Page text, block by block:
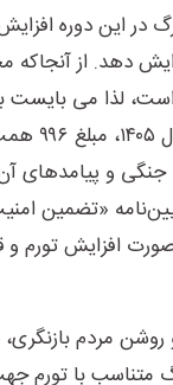
در این دوره
دهد. از آنجاکه
آزاد با نرخ ۲۸۵۰۰ تومانی
کالابرگ
و پیامدهای آن،
«تضمین
افزایش تورم و
روشن مردم
متناسب با تورم